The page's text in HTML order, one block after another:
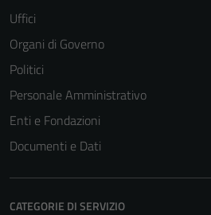
Uffici
Organi di Governo
Politici
Personale Amministrativo
Enti e Fondazioni
Documenti e Dati
CATEGORIE DI SERVIZIO